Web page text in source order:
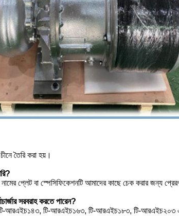
তৈরি করা হয়।
প্লেট বা স্পেসিফিকেশনটি আমাদের কাছে চেক করার
সরবরাহ করতে পারেন?
টি-আরএইচ১৬৩, টি-আরএইচ১৮৩, টি-আরএইচ২০৩ এবং